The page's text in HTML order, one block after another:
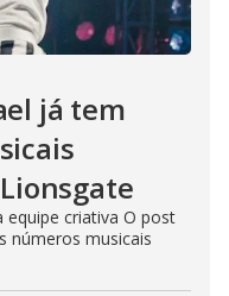
já tem
equipe criativa O post
números musicais